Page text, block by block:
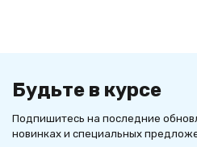
Будьте в курсе
Подпишитесь на последние
новинках и специальных